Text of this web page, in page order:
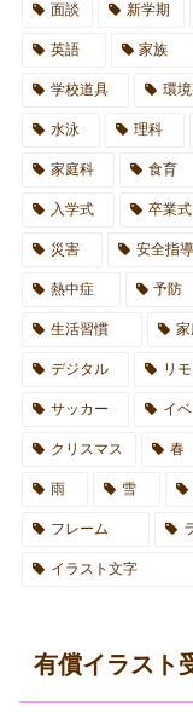
面談 新学期
英語 家族
学校道具 環
水泳 理科
家庭科 食育
入学式 卒業式
災害 安全指導
熱中症 予防
生活習慣 家
デジタル リ
サッカー イ
クリスマス 春
雨 雪
フレーム
イラスト文字
有償イラスト